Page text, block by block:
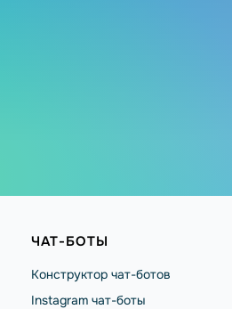
ЧАТ-БОТЫ
Конструктор чат-ботов
Instagram чат-боты